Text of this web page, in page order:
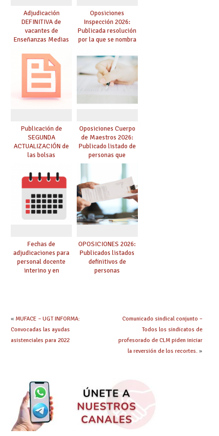
Adjudicación
DEFINITIVA de
vacantes de
Enseñanzas Medias
Oposiciones
Inspección 2026:
Publicada resolución
por la que se nombra
prácticas, se regulan
dichas prácticas y se
convoca acto público
de adjudicación
Publicación de
SEGUNDA
ACTUALIZACIÓN de
las bolsas
Cuerpo de Maestros
de especialidades
convocadas a
oposición
Oposiciones Cuerpo
de Maestros 2026:
Publicado listado de
personas que
adquieren nueva
especialidad
Fechas de
adjudicaciones para
personal docente
interino y en
OPOSICIONES 2026:
Publicados listados
definitivos de
personas
« MUFACE – UGT INFORMA:
Convocadas las ayudas
asistenciales para 2022
Comunicado sindical conjunto –
Todos los sindicatos de
profesorado de CLM piden iniciar
la reversión de los recortes.»